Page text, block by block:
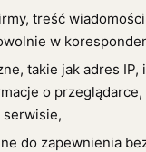
treść
w
takie jak adres
o
do zapewnienia